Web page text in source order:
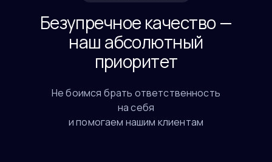
Безупречное качество —
наш абсолютный
приоритет
Не боимся брать ответственность
на себя
и помогаем нашим клиентам